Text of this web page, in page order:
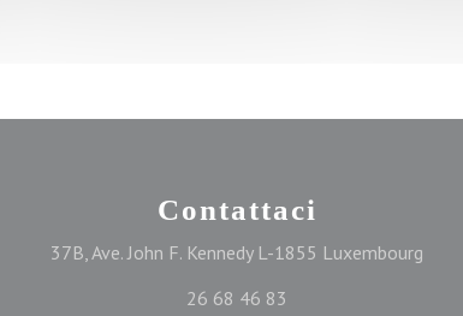
Contattaci
37B, Ave. John F. Kennedy L-1855 Luxembourg
26 68 46 83